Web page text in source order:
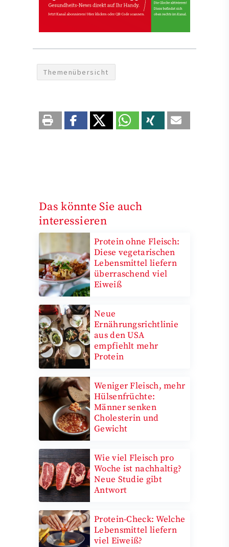
Themenübersicht
Das könnte Sie auch
interessieren
Protein ohne Fleisch:
Diese vegetarischen
Lebensmittel liefern
überraschend viel
Eiweiß
Neue
Ernährungsrichtlinie
aus den USA
empfiehlt mehr
Protein
Weniger Fleisch, mehr
Hülsenfrüchte:
Männer senken
Cholesterin und
Gewicht
Wie viel Fleisch pro
Woche ist nachhaltig?
Neue Studie gibt
Antwort
Protein-Check: Welche
Lebensmittel liefern
viel Eiweiß?